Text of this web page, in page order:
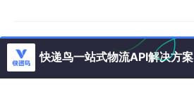
快递鸟一站式物流API解决方案